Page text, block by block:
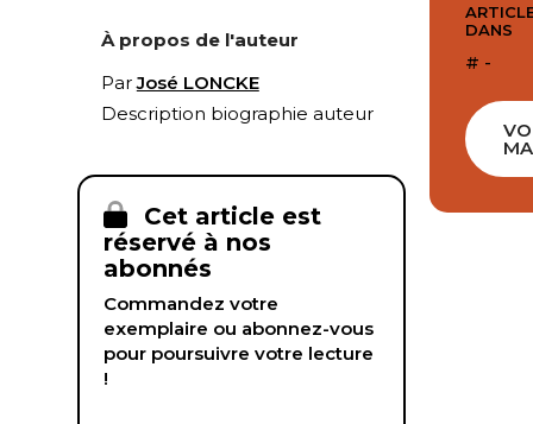
À propos de l'auteur
ParJosé LONCKE
Description biographie auteur
Cet article est
réservé à nos
abonnés
Commandez votre
exemplaire ou abonnez-vous
pour poursuivre votre lecture
!
DANS
# -